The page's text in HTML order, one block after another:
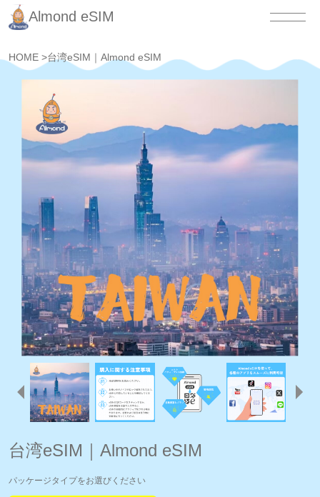
Almond eSIM
HOME >台湾eSIM｜Almond eSIM
台湾eSIM｜Almond eSIM
パッケージタイプをお選びください